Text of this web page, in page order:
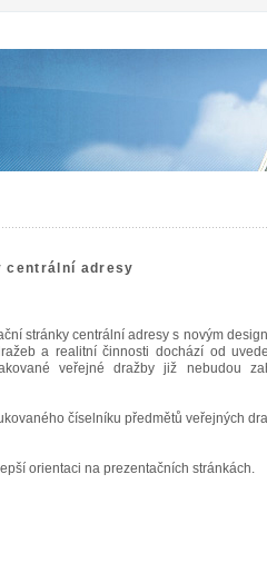
centrální adresy
stránky centrální adresy s novým
a realitní činnosti dochází od
veřejné dražby již nebudou
číselníku předmětů veřejných
orientaci na prezentačních stránkách.